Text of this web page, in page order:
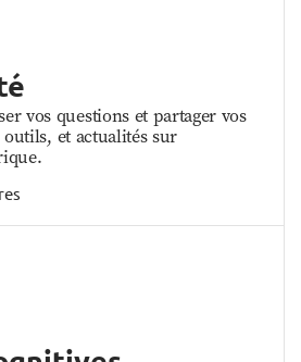
vos questions et partager vos
outils, et actualités sur